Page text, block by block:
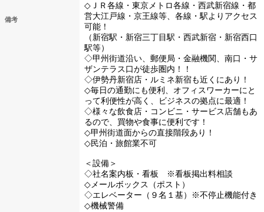
備考
◇ＪＲ各線・東京メトロ各線・西武新宿線・都
営大江戸線・京王線等、各線・駅よりアクセス
可能！
（新宿駅・新宿三丁目駅・西武新宿・新宿西口
駅等）
◇甲州街道沿い、郵便局・金融機関、南口・サ
ザンテラス口が徒歩圏内！！
◇伊勢丹新宿店・ルミネ新宿も近くにあり！
◇毎日の通勤にも便利、オフィスワーカーにと
って利便性が高く、ビジネスの拠点に最適！
◇様々な飲食店・コンビニ・サービス店舗もあ
るので、買物や食事に便利です！
◇甲州街道面からの直接階段あり！
◇民泊・旅館業不可
＜設備＞
◇社名案内板・看板 ※看板掲出料相談
◇メールボックス（ポスト）
◇エレベーター（９名１基）※不停止機能付き
◇機械警備